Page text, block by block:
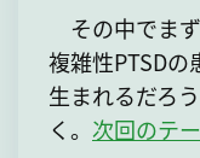
その中でま
複雑性PTSD
生まれるだろ
く。 次回のテ